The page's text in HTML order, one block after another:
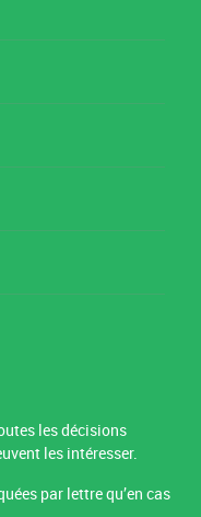
les décisions
les intéresser.
par lettre qu’en cas